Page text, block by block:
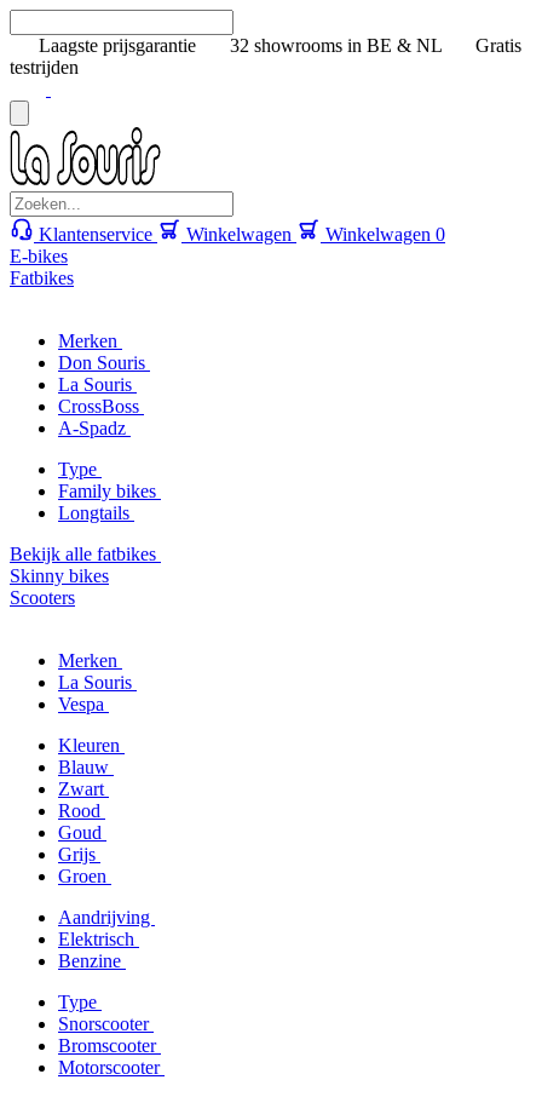
Laagste prijsgarantie 32 showrooms in BE & NL
Gratis
testrijden
Klantenservice Winkelwagen Winkelwagen 0
E-bikes
Fatbikes
Merken
Don Souris
La Souris
CrossBoss
A-Spadz
Type
Family bikes
Longtails
Bekijk alle fatbikes
Skinny bikes
Scooters
Merken
La Souris
Vespa
Kleuren
Blauw
Zwart
Rood
Goud
Grijs
Groen
Aandrijving
Elektrisch
Benzine
Type
Snorscooter
Bromscooter
Motorscooter